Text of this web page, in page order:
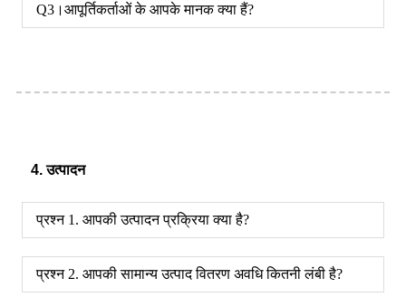
Q3।आपूर्तिकर्ताओं के आपके मानक क्या हैं?
4. उत्पादन
प्रश्न 1. आपकी उत्पादन प्रक्रिया क्या है?
प्रश्न 2. आपकी सामान्य उत्पाद वितरण अवधि कितनी लंबी है?